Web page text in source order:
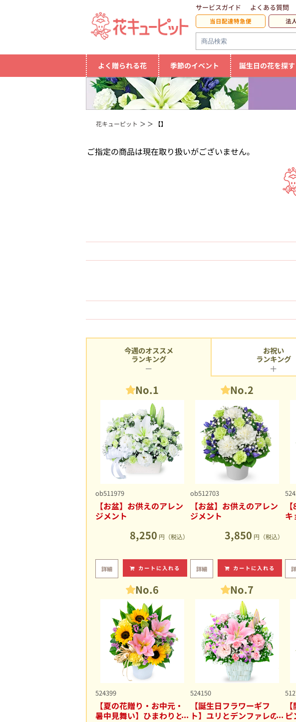
サービスガイド よくある質問
当日配達特急便 法
よく贈られる花 季節のイベント 誕生日の花を探す
花キューピット 【】
ご指定の商品は現在取り扱いがございません。
今週のオススメ
ランキング
No.1
ob511979
【お盆】お供えのアレン
ジメント
8,250 円（税込）
詳細 カートに入れる
No.2
ob512703
【お盆】お供えのアレン
ジメント
3,850 円（税込）
詳細 カートに入れる
キ
No.6
524399
【夏の花贈り・お中元・
暑中見舞い】ひまわりと
No.7
524150
【誕生日フラワーギフ
ト】ユリとデンファレの
お祝い
ランキング